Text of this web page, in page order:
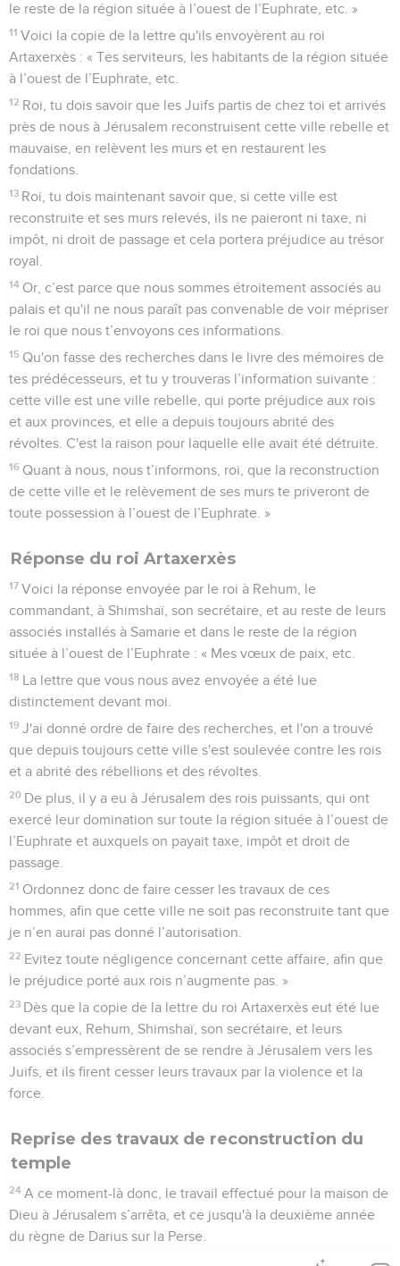
le reste de la région située à l’ouest de l’Euphrate, etc. »
11 Voici la copie de la lettre qu'ils envoyèrent au roi
Artaxerxès : « Tes serviteurs, les habitants de la région située
à l’ouest de l’Euphrate, etc.
12 Roi, tu dois savoir que les Juifs partis de chez toi et arrivés
près de nous à Jérusalem reconstruisent cette ville rebelle et
mauvaise, en relèvent les murs et en restaurent les
fondations.
13 Roi, tu dois maintenant savoir que, si cette ville est
reconstruite et ses murs relevés, ils ne paieront ni taxe, ni
impôt, ni droit de passage et cela portera préjudice au trésor
royal.
14 Or, c’est parce que nous sommes étroitement associés au
palais et qu'il ne nous paraît pas convenable de voir mépriser
le roi que nous t’envoyons ces informations.
15 Qu'on fasse des recherches dans le livre des mémoires de
tes prédécesseurs, et tu y trouveras l’information suivante :
cette ville est une ville rebelle, qui porte préjudice aux rois
et aux provinces, et elle a depuis toujours abrité des
révoltes. C'est la raison pour laquelle elle avait été détruite.
16 Quant à nous, nous t’informons, roi, que la reconstruction
de cette ville et le relèvement de ses murs te priveront de
toute possession à l’ouest de l’Euphrate. »
Réponse du roi Artaxerxès
17 Voici la réponse envoyée par le roi à Rehum, le
commandant, à Shimshaï, son secrétaire, et au reste de leurs
associés installés à Samarie et dans le reste de la région
située à l’ouest de l’Euphrate : « Mes vœux de paix, etc.
18 La lettre que vous nous avez envoyée a été lue
distinctement devant moi.
19 J'ai donné ordre de faire des recherches, et l'on a trouvé
que depuis toujours cette ville s'est soulevée contre les rois
et a abrité des rébellions et des révoltes.
20 De plus, il y a eu à Jérusalem des rois puissants, qui ont
exercé leur domination sur toute la région située à l’ouest de
l’Euphrate et auxquels on payait taxe, impôt et droit de
passage.
21 Ordonnez donc de faire cesser les travaux de ces
hommes, afin que cette ville ne soit pas reconstruite tant que
je n’en aurai pas donné l’autorisation.
22 Evitez toute négligence concernant cette affaire, afin que
le préjudice porté aux rois n’augmente pas. »
23 Dès que la copie de la lettre du roi Artaxerxès eut été lue
devant eux, Rehum, Shimshaï, son secrétaire, et leurs
associés s’empressèrent de se rendre à Jérusalem vers les
Juifs, et ils firent cesser leurs travaux par la violence et la
force.
Reprise des travaux de reconstruction du
temple
24 A ce moment-là donc, le travail effectué pour la maison de
Dieu à Jérusalem s’arrêta, et ce jusqu'à la deuxième année
du règne de Darius sur la Perse.